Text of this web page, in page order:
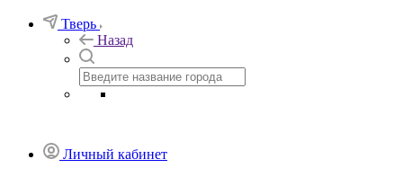
Тверь
Назад
Личный кабинет